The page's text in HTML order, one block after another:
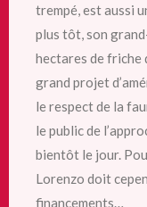
trempé, est aussi
plus tôt, son
hectares de friche
grand projet
le respect de la
le public de
bientôt le jour.
Lorenzo doit
financements…